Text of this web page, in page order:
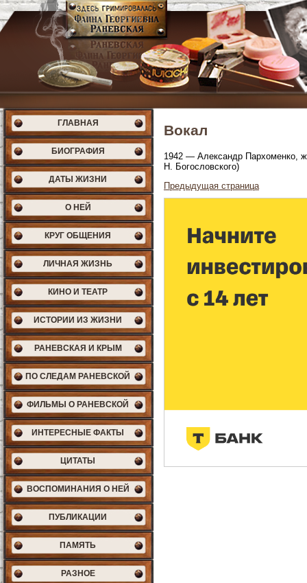
ГЛАВНАЯ
БИОГРАФИЯ
ДАТЫ ЖИЗНИ
О НЕЙ
КРУГ ОБЩЕНИЯ
ЛИЧНАЯ ЖИЗНЬ
КИНО И ТЕАТР
ИСТОРИИ ИЗ ЖИЗНИ
РАНЕВСКАЯ И КРЫМ
ПО СЛЕДАМ РАНЕВСКОЙ
ФИЛЬМЫ О РАНЕВСКОЙ
ИНТЕРЕСНЫЕ ФАКТЫ
ЦИТАТЫ
ВОСПОМИНАНИЯ О НЕЙ
ПУБЛИКАЦИИ
ПАМЯТЬ
РАЗНОЕ
Вокал
1942 — Александр Пархоменко,
Н. Богословского)
Предыдущая страница